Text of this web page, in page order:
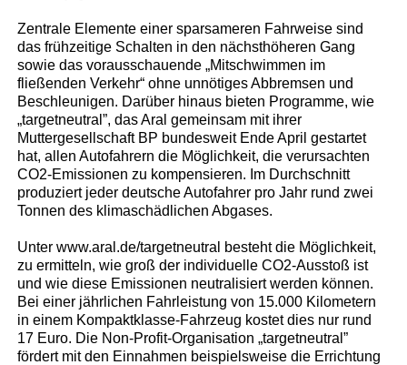
Zentrale Elemente einer sparsameren Fahrweise sind
das frühzeitige Schalten in den nächsthöheren Gang
sowie das vorausschauende „Mitschwimmen im
fließenden Verkehr“ ohne unnötiges Abbremsen und
Beschleunigen. Darüber hinaus bieten Programme, wie
„targetneutral”, das Aral gemeinsam mit ihrer
Muttergesellschaft BP bundesweit Ende April gestartet
hat, allen Autofahrern die Möglichkeit, die verursachten
CO2-Emissionen zu kompensieren. Im Durchschnitt
produziert jeder deutsche Autofahrer pro Jahr rund zwei
Tonnen des klimaschädlichen Abgases.
Unter www.aral.de/targetneutral besteht die Möglichkeit,
zu ermitteln, wie groß der individuelle CO2-Ausstoß ist
und wie diese Emissionen neutralisiert werden können.
Bei einer jährlichen Fahrleistung von 15.000 Kilometern
in einem Kompaktklasse-Fahrzeug kostet dies nur rund
17 Euro. Die Non-Profit-Organisation „targetneutral”
fördert mit den Einnahmen beispielsweise die Errichtung